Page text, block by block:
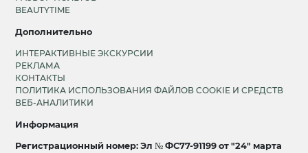
BEAUTYTIME
Дополнительно
ИНТЕРАКТИВНЫЕ ЭКСКУРСИИ
РЕКЛАМА
КОНТАКТЫ
ПОЛИТИКА ИСПОЛЬЗОВАНИЯ ФАЙЛОВ COOKIE И СРЕДСТВ
ВЕБ-АНАЛИТИКИ
Информация
Регистрационный номер: Эл № ФС77-91199 от "24" марта